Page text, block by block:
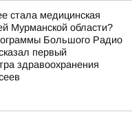
стала медицинская
Мурманской области?
Большого Радио
первый
здравоохранения